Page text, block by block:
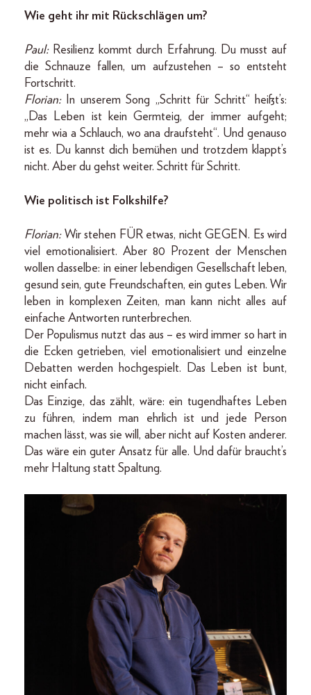
Wie geht ihr mit Rückschlägen um?
Paul: Resilienz kommt durch Erfahrung. Du musst auf
die Schnauze fallen, um aufzustehen – so entsteht
Fortschritt.
Florian:
In unserem Song „Schritt für Schritt“ heißt’s:
„Das Leben ist kein Germteig, der immer aufgeht;
mehr wia a Schlauch, wo ana draufsteht“. Und genauso
ist es. Du kannst dich bemühen und trotzdem klappt’s
nicht. Aber du gehst weiter. Schritt für Schritt.
Wie politisch ist Folkshilfe?
Florian: Wir stehen FÜR etwas, nicht GEGEN. Es wird
viel emotionalisiert. Aber 80 Prozent der Menschen
wollen dasselbe: in einer lebendigen Gesellschaft leben,
gesund sein, gute Freundschaften, ein gutes Leben. Wir
leben in komplexen Zeiten, man kann nicht alles auf
einfache Antworten runterbrechen.
Der Populismus nutzt das aus – es wird immer so hart in
die Ecken getrieben, viel emotionalisiert und einzelne
Debatten werden hochgespielt. Das Leben ist bunt,
nicht einfach.
Das Einzige, das zählt, wäre: ein tugendhaftes Leben
zu führen, indem man ehrlich ist und jede Person
machen lässt, was sie will, aber nicht auf Kosten anderer.
Das wäre ein guter Ansatz für alle. Und dafür braucht’s
mehr Haltung statt Spaltung.